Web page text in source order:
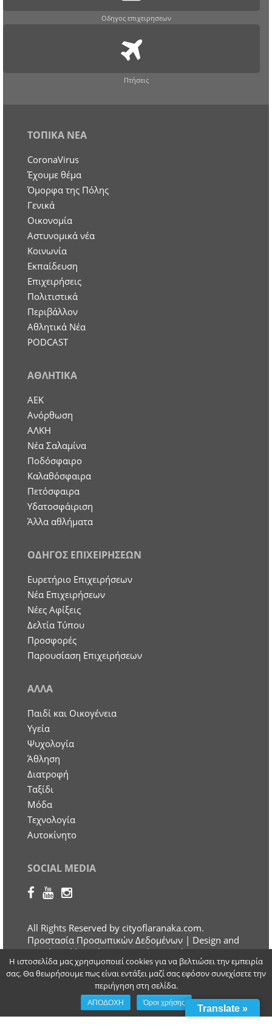
Οδηγος επιχειρησεων
Πτήσεις
ΤΟΠΙΚΑ ΝΕΑ
CoronaVirus
Έχουμε θέμα
Όμορφα της Πόλης
Γενικά
Οικονομία
Aστυνομικά νέα
Κοινωνία
Εκπαίδευση
Επιχειρήσεις
Πολιτιστικά
Περιβάλλον
Αθλητικά Νέα
PODCAST
ΑΘΛΗΤΙΚΑ
ΑΕΚ
Ανόρθωση
ΑΛΚΗ
Νέα Σαλαμίνα
Ποδόσφαιρο
Καλαθόσφαιρα
Πετόσφαιρα
Υδατοσφάιριση
Άλλα αθλήματα
ΟΔΗΓΟΣ ΕΠΙΧΕΙΡΗΣΕΩΝ
Ευρετήριο Επιχειρήσεων
Nέα Επιχειρήσεων
Νέες Αφίξεις
Δελτία Τύπου
Προσφορές
Παρουσίαση Επιχειρήσεων
ΑΛΛΑ
Παιδί και Οικογένεια
Υγεία
Ψυχολογία
Άθληση
Διατροφή
Ταξίδι
Μόδα
Τεχνολογία
Αυτοκίνητο
SOCIAL MEDIA
All Rights Reserved by cityoflaranaka.com.
Προστασία Προσωπικών Δεδομένων | Design and
Developed by Otherview Web & Marketing
Solutions
Translate »
Η ιστοσελίδα μας χρησιμοποιεί cookies για να βελτιώσει την εμπειρία
σας. Θα θεωρήσουμε πως είναι εντάξει μαζί σας εφόσον συνεχίσετε την
περιήγηση στη σελίδα.
ΑΠΟΔΟΧΗ Όροι χρήσης